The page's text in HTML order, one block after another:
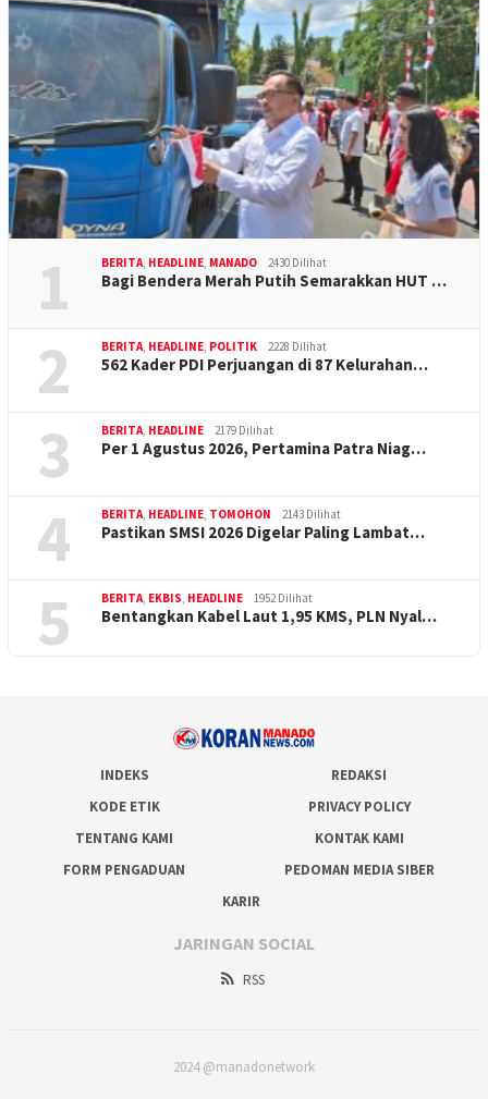
1 BERITA, HEADLINE, MANADO 2430 Dilihat
Bagi Bendera Merah Putih Semarakkan HUT …
2 BERITA, HEADLINE, POLITIK 2228 Dilihat
562 Kader PDI Perjuangan di 87 Kelurahan…
3 BERITA, HEADLINE 2179 Dilihat
Per 1 Agustus 2026, Pertamina Patra Niag…
4 BERITA, HEADLINE, TOMOHON 2143 Dilihat
Pastikan SMSI 2026 Digelar Paling Lambat…
5 BERITA, EKBIS, HEADLINE 1952 Dilihat
Bentangkan Kabel Laut 1,95 KMS, PLN Nyal…
INDEKS
REDAKSI
KODE ETIK
PRIVACY POLICY
TENTANG KAMI
KONTAK KAMI
FORM PENGADUAN
PEDOMAN MEDIA SIBER
KARIR
JARINGAN SOCIAL
RSS
2024 @manadonetwork